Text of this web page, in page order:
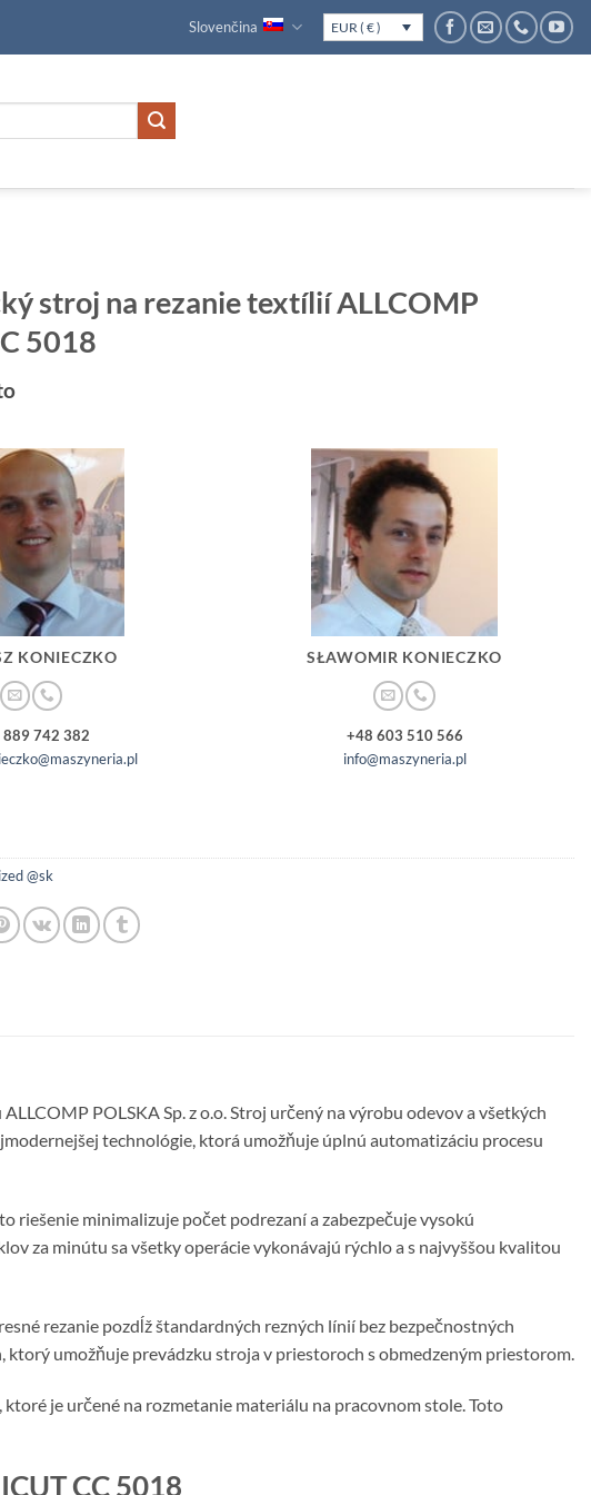
Slovenčina EUR ( € )
stroj na rezanie textílií ALLCOMP
5018
KONIECZKO
889 742 382
SŁAWOMIR KONIECZKO
+48 603 510 566
info@maszyneria.pl
@sk
POLSKA Sp. z o.o. Stroj určený na výrobu odevov a všetkých
technológie, ktorá umožňuje úplnú automatizáciu procesu
riešenie minimalizuje počet podrezaní a zabezpečuje vysokú
za minútu sa všetky operácie vykonávajú rýchlo a s najvyššou kvalitou
rezanie pozdĺž štandardných rezných línií bez bezpečnostných
umožňuje prevádzku stroja v priestoroch s obmedzeným priestorom.
je určené na rozmetanie materiálu na pracovnom stole. Toto
CC 5018